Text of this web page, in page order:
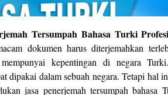
Tersumpah Bahasa Turki
dokumen harus diterjemahkan
kepentingan di negara
dipakai dalam sebuah negara. Tetapi hal
jasa penerjemah tersumpah bahasa